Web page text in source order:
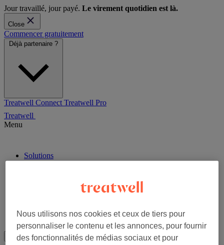
Jour travaillé, jour payé. Le virement quotidien est là.
Close
Commencer gratuitement
Déjà partenaire ?
Treatwell Connect Treatwell Pro
Treatwell
Menu
Solutions
Centre d’aide Treatwell Pro
Tarifs
Déjà partenaire ? Menu
Nous utilisons nos cookies et ceux de tiers pour
personnaliser le contenu et les annonces, pour fournir
des fonctionnalités de médias sociaux et pour